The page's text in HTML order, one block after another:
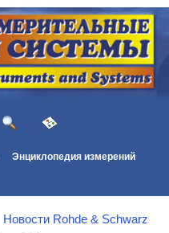
Энциклопедия измерений
Новости Rohde & Schwarz